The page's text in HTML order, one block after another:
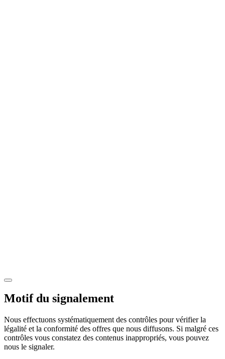
Motif du signalement
Nous effectuons systématiquement des contrôles pour vérifier la
légalité et la conformité des offres que nous diffusons. Si malgré ces
contrôles vous constatez des contenus inappropriés, vous pouvez
nous le signaler.